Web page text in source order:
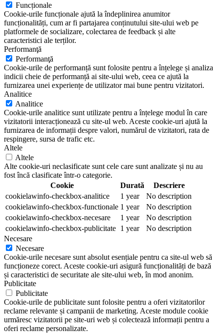
Funcționale
Cookie-urile funcționale ajută la îndeplinirea anumitor
funcționalități, cum ar fi partajarea conținutului site-ului web pe
platformele de socializare, colectarea de feedback și alte
caracteristici ale terților.
Performanţă
Performanţă
Cookie-urile de performanță sunt folosite pentru a înțelege și analiza
indicii cheie de performanță ai site-ului web, ceea ce ajută la
furnizarea unei experiențe de utilizator mai bune pentru vizitatori.
Analitice
Analitice
Cookie-urile analitice sunt utilizate pentru a înțelege modul în care
vizitatorii interacționează cu site-ul web. Aceste cookie-uri ajută la
furnizarea de informații despre valori, numărul de vizitatori, rata de
respingere, sursa de trafic etc.
Altele
Altele
Alte cookie-uri neclasificate sunt cele care sunt analizate și nu au
fost încă clasificate într-o categorie.
Cookie
Durată
Descriere
cookielawinfo-checkbox-analitice
1 year
No description
cookielawinfo-checkbox-functionale 1 year
No description
cookielawinfo-checkbox-necesare
1 year
No description
cookielawinfo-checkbox-publicitate 1 year
No description
Necesare
Necesare
Cookie-urile necesare sunt absolut esențiale pentru ca site-ul web să
funcționeze corect. Aceste cookie-uri asigură funcționalități de bază
și caracteristici de securitate ale site-ului web, în mod anonim.
Publicitate
Publicitate
Cookie-urile de publicitate sunt folosite pentru a oferi vizitatorilor
reclame relevante și campanii de marketing. Aceste module cookie
urmăresc vizitatorii pe site-uri web și colectează informații pentru a
oferi reclame personalizate.